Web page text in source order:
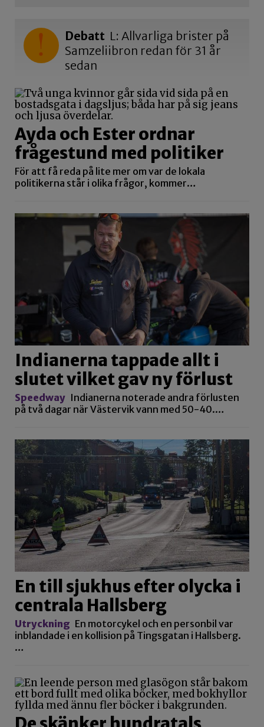
Debatt L: Allvarliga brister på
Samzeliibron redan för 31 år
sedan
Ayda och Ester ordnar
frågestund med politiker
För att få reda på lite mer om var de lokala
politikerna står i olika frågor, kommer…
Indianerna tappade allt i
slutet vilket gav ny förlust
Speedway Indianerna noterade andra förlusten
på två dagar när Västervik vann med 50-40.…
En till sjukhus efter olycka i
centrala Hallsberg
Utryckning En motorcykel och en personbil var
inblandade i en kollision på Tingsgatan i Hallsberg.
…